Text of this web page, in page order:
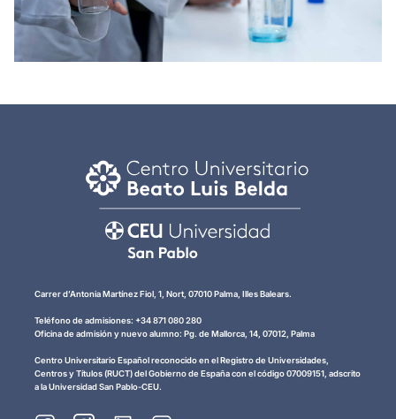
Carrer d’Antonia Martínez Fiol, 1, Nort, 07010 Palma, Illes Balears.
Teléfono de admisiones: +34 871 080 280
Oficina de admisión y nuevo alumno: Pg. de Mallorca, 14, 07012, Palma
Centro Universitario Español reconocido en el Registro de Universidades,
Centros y Títulos (RUCT) del Gobierno de España con el código 07009151, adscrito
a la Universidad San Pablo-CEU.